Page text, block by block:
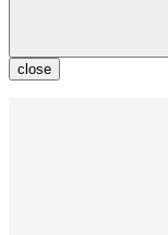
close